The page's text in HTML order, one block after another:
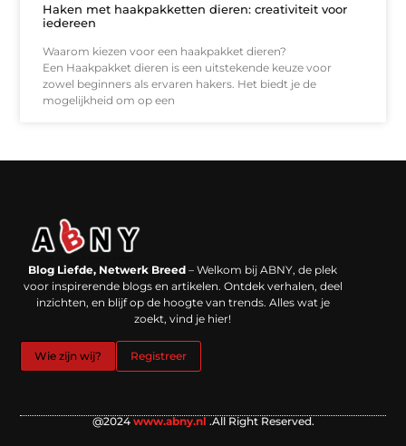
Haken met haakpakketten dieren: creativiteit voor
iedereen
Waarom kiezen voor een haakpakket dieren?
Een Haakpakket dieren is een uitstekende keuze voor
zowel beginners als ervaren hakers. Het biedt je de
mogelijkheid om op een
Blog Liefde, Netwerk Breed – Welkom bij ABNY, de plek
voor inspirerende blogs en artikelen. Ontdek verhalen, deel
inzichten, en blijf op de hoogte van trends. Alles wat je
zoekt, vind je hier!
Wie zijn wij? Registreer
@2024 www.abny.nl .All Right Reserved.